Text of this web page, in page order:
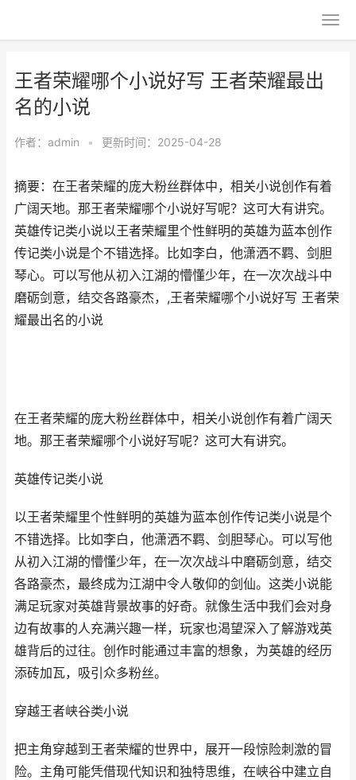
王者荣耀哪个小说好写 王者荣耀最出
名的小说
作者： admin • 更新时间：2025-04-28
摘要：在王者荣耀的庞大粉丝群体中，相关小说创作有着
广阔天地。那王者荣耀哪个小说好写呢？这可大有讲究。
英雄传记类小说以王者荣耀里个性鲜明的英雄为蓝本创作
传记类小说是个不错选择。比如李白，他潇洒不羁、剑胆
琴心。可以写他从初入江湖的懵懂少年，在一次次战斗中
磨砺剑意，结交各路豪杰，,王者荣耀哪个小说好写 王者荣
耀最出名的小说
在王者荣耀的庞大粉丝群体中，相关小说创作有着广阔天
地。那王者荣耀哪个小说好写呢？这可大有讲究。
英雄传记类小说
以王者荣耀里个性鲜明的英雄为蓝本创作传记类小说是个
不错选择。比如李白，他潇洒不羁、剑胆琴心。可以写他
从初入江湖的懵懂少年，在一次次战斗中磨砺剑意，结交
各路豪杰，最终成为江湖中令人敬仰的剑仙。这类小说能
满足玩家对英雄背景故事的好奇。就像生活中我们会对身
边有故事的人充满兴趣一样，玩家也渴望深入了解游戏英
雄背后的过往。创作时能通过丰富的想象，为英雄的经历
添砖加瓦，吸引众多粉丝。
穿越王者峡谷类小说
把主角穿越到王者荣耀的世界中，展开一段惊险刺激的冒
险。主角可能凭借现代知识和独特思维，在峡谷中建立自